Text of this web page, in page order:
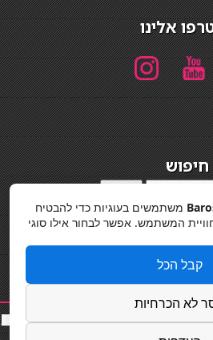
אלינו
חיפוש
פרטיות
שיער|נייל סטודיו|תוספות שיער|שף פרטי|כ
סאות
משתמשים בעוגיות כדי להבטיח
המשתמש. אפשר לבחור אילו סוגי
קבל הכל
לא הכרחיות